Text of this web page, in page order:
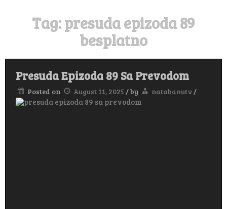
Tag:presuda epizoda 89
besplatno
Presuda Epizoda 89 Sa Prevodom
Posted on August 11, 2025 /by natabanutv/